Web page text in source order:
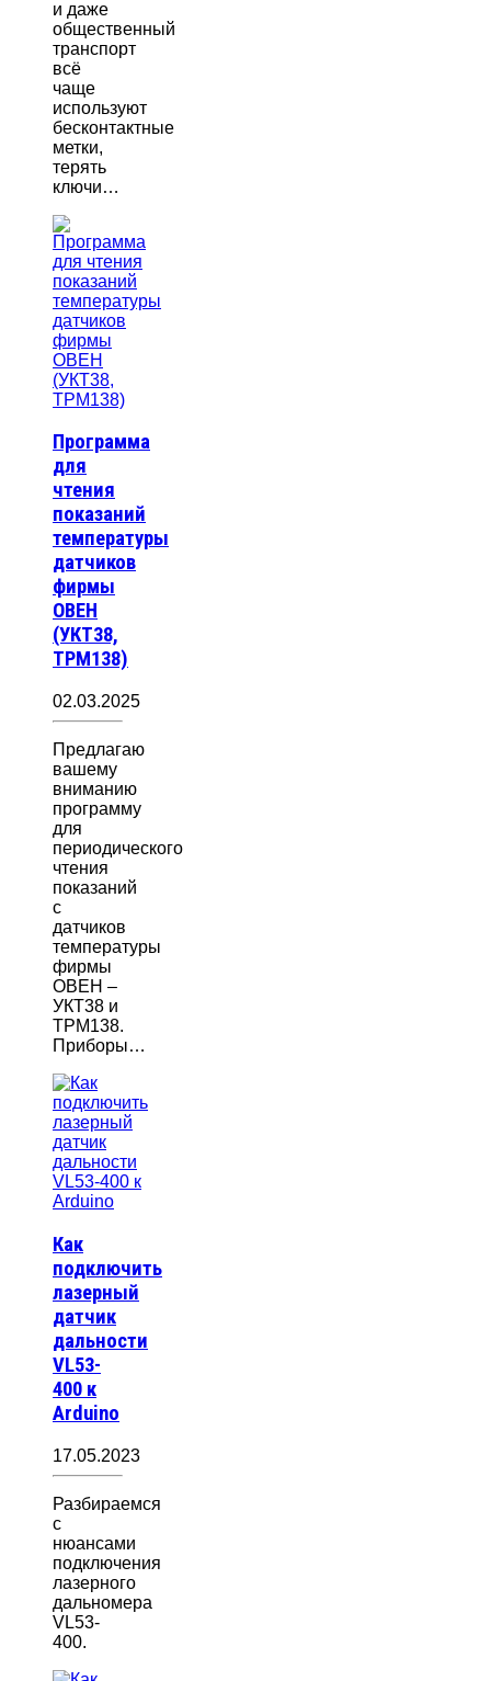
и даже
общественный
транспорт
всё
чаще
используют
бесконтактные
метки,
терять
ключи…
Программа
для
чтения
показаний
температуры
датчиков
фирмы
ОВЕН
(УКТ38,
ТРМ138)
02.03.2025
Предлагаю
вашему
вниманию
программу
для
периодического
чтения
показаний
с
датчиков
температуры
фирмы
ОВЕН –
УКТ38 и
ТРМ138.
Приборы…
Как
подключить
лазерный
датчик
дальности
VL53-
400 к
Arduino
17.05.2023
Разбираемся
с
нюансами
подключения
лазерного
дальномера
VL53-
400.